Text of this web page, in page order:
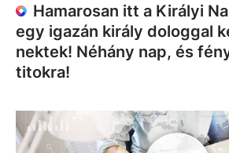
Hamarosan itt a Királyi
egy igazán király dologgal
nektek! Néhány nap, és
titokra!